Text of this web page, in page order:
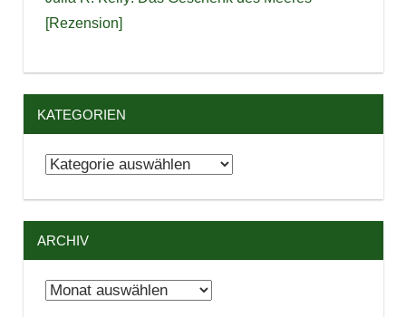
[Rezension]
KATEGORIEN
Kategorien
ARCHIV
Archiv